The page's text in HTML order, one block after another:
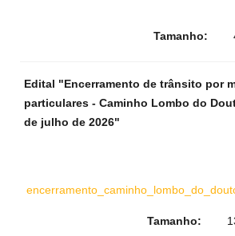
Tamanho:
Edital "Encerramento de trânsito por
particulares - Caminho Lombo do
de julho de 2026"
Tamanho: